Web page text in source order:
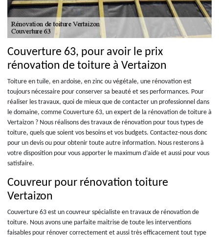
Couverture 63, pour avoir le prix
rénovation de toiture à Vertaizon
Toiture en tuile, en ardoise, en zinc ou végétale, une rénovation est
toujours nécessaire pour conserver sa beauté et ses performances. Pour
réaliser les travaux, quoi de mieux que de contacter un professionnel dans
le domaine, comme Couverture 63, un expert de la rénovation de toiture à
Vertaizon ? Nous réalisons des travaux de rénovation pour tous types de
toiture, quels que soient vos besoins et vos budgets. Contactez-nous donc
pour un devis ou pour obtenir toute autre information. Nous resterons à
votre disposition pour vous apporter le maximum d’aide et aussi pour vous
satisfaire.
Couvreur pour rénovation toiture
Vertaizon
Couverture 63 est un couvreur spécialiste en travaux de rénovation de
toiture. Nous avons une parfaite maitrise de toute les interventions
faisables pour rénover correctement et aussi très efficacement tout type